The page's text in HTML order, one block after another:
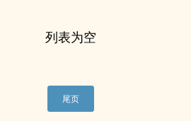
列表为空
尾页